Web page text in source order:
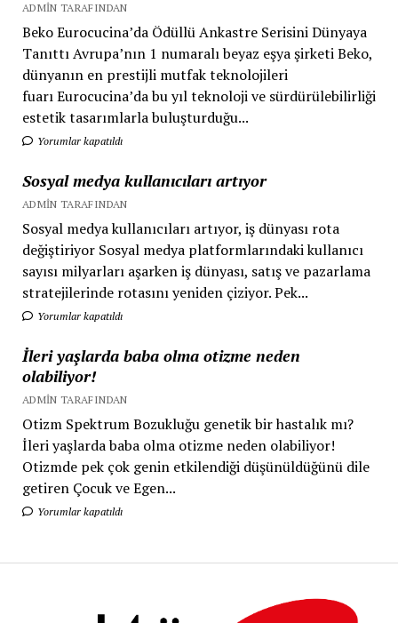
ADMIN TARAFINDAN
Beko Eurocucina’da Ödüllü Ankastre Serisini Dünyaya
Tanıttı Avrupa’nın 1 numaralı beyaz eşya şirketi Beko,
dünyanın en prestijli mutfak teknolojileri
fuarı Eurocucina’da bu yıl teknoloji ve sürdürülebilirliği
estetik tasarımlarla buluşturduğu...
Yorumlar kapatıldı
Sosyal medya kullanıcıları artıyor
ADMIN TARAFINDAN
Sosyal medya kullanıcıları artıyor, iş dünyası rota
değiştiriyor Sosyal medya platformlarındaki kullanıcı
sayısı milyarları aşarken iş dünyası, satış ve pazarlama
stratejilerinde rotasını yeniden çiziyor. Pek...
Yorumlar kapatıldı
İleri yaşlarda baba olma otizme neden
olabiliyor!
ADMIN TARAFINDAN
Otizm Spektrum Bozukluğu genetik bir hastalık mı?
İleri yaşlarda baba olma otizme neden olabiliyor!
Otizmde pek çok genin etkilendiği düşünüldüğünü dile
getiren Çocuk ve Egen...
Yorumlar kapatıldı